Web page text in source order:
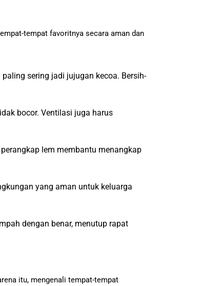
tempat favoritnya secara aman dan
sering jadi jujugan kecoa. Bersih-
bocor. Ventilasi juga harus
lem membantu menangkap
yang aman untuk keluarga
dengan benar, menutup rapat
itu, mengenali tempat-tempat